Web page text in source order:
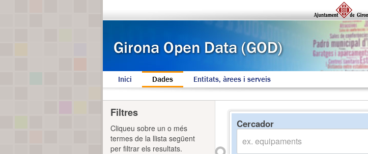
Inici Dades Entitats, àrees i serveis
Cercador
Filtres
Cliqueu sobre un o més
termes de la llista següent
per filtrar els resultats.